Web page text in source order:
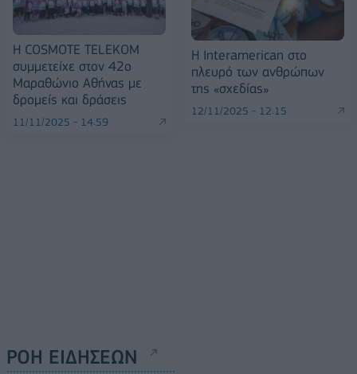
Η COSMOTE TELEKOM
συμμετείχε στον 42ο
Μαραθώνιο Αθήνας με
δρομείς και δράσεις
11/11/2025 - 14:59
Η Interamerican στο
πλευρό των ανθρώπων
της «σχεδίας»
12/11/2025 - 12:15
ΡΟΗ ΕΙΔΗΣΕΩΝ